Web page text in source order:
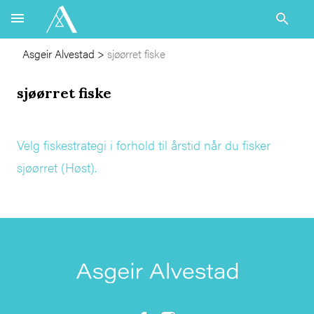
Asgeir Alvestad > sjøørret fiske
sjøørret fiske
Velg fiskestrategi i forhold til årstid når du fisker
sjøørret (Høst).